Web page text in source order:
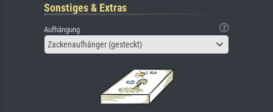
Sonstiges & Extras
Aufhängung
Zackenaufhänger (gesteckt)